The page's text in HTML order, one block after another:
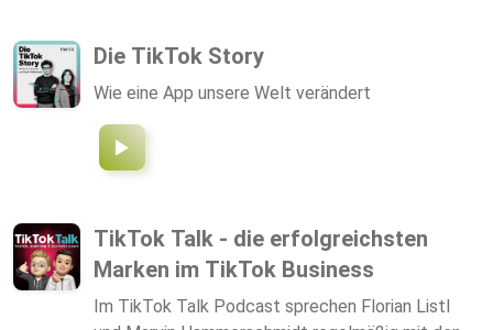
Die TikTok Story
Wie eine App unsere Welt verändert
TikTok Talk - die erfolgreichsten
Marken im TikTok Business
Im TikTok Talk Podcast sprechen Florian Listl